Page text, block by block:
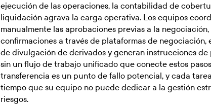
ejecución de las operaciones, la contabilidad de
liquidación agrava la carga operativa. Los equipos
manualmente las aprobaciones previas a la
confirmaciones a través de plataformas de negociación,
de divulgación de derivados y generan instrucciones de
sin un flujo de trabajo unificado que conecte estos
transferencia es un punto de fallo potencial, y cada
tiempo que su equipo no puede dedicar a la gestión
riesgos.